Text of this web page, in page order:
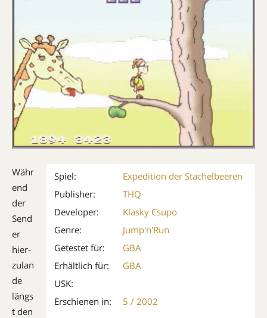
Spiel:
Expedition der Stachelbeeren
Publisher:
THQ
Developer:
Klasky Csupo
Genre:
Jump'n'Run
Getestet für:
GBA
Erhältlich für:
GBA
USK:
Erschienen in:
5 / 2002
Währ
end
der
Send
er
hier­­­
zulan
de
längs
t den